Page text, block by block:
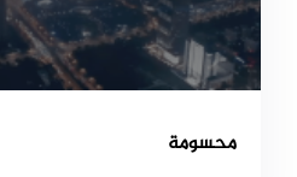
محسومة